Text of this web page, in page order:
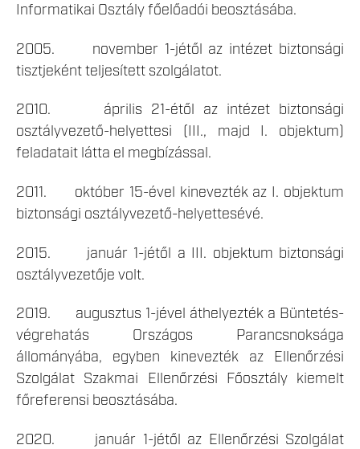
Informatikai Osztály főelőadói beosztásába.
2005. november 1-jétől az intézet biztonsági
tisztjeként teljesített szolgálatot.
2010. április 21-étől az intézet biztonsági
osztályvezető-helyettesi (III., majd I. objektum)
feladatait látta el megbízással.
2011. október 15-ével kinevezték az I. objektum
biztonsági osztályvezető-helyettesévé.
2015. január 1-jétől a III. objektum biztonsági
osztályvezetője volt.
2019. augusztus 1-jével áthelyezték a Büntetés-
végrehatás Országos Parancsnoksága
állományába, egyben kinevezték az Ellenőrzési
Szolgálat Szakmai Ellenőrzési Főosztály kiemelt
főreferensi beosztásába.
2020. január 1-jétől az Ellenőrzési Szolgálat